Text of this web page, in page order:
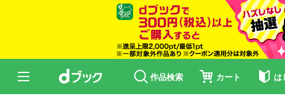
作品検索 カート は